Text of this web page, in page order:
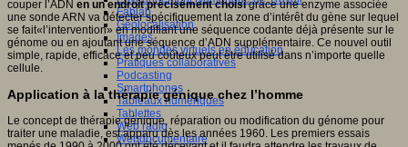
Fablab
Géolocalisation
Images
Les mondes virtuels en éducation
Pratiques collaboratives
Podcasting
Smartphones
Tableaux numériques
Tablettes
Web radio
Webdocumentaire
couper l’ADN en un endroitprécisémentchoisigrâce une enzyme associée
une sonde ARN va détecter spécifiquement la zone d’intérêt du gène sur lequel
se fait«l’intervention» en modifiant une séquence codante déjà présente sur le
génome ou en ajoutant une séquence d’ADN supplémentaire. Ce nouvel outil
simple, rapide, efficace et peu coûteux peut être utilisé dans n’importe quelle
cellule.
Application à la thérapie génique chez l’homme
Le concept de thérapie génique, réparation ou modification du génome pour
traiter une maladie, est apparu dès les années 1960. Les premiers essais